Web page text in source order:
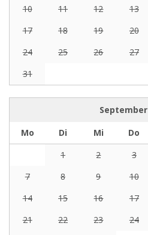
10
11 12 13
17
18 19 20
24
25 26 27
31
September
Mo
Di Mi Do
1
2 3
7
8 9 10
14
15 16 17
21
22 23 24